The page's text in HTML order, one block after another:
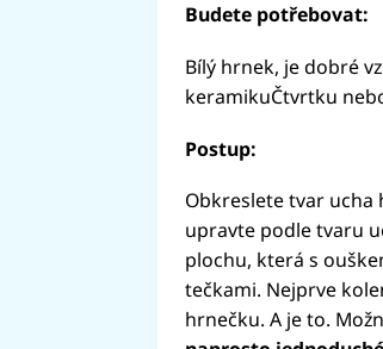
Budete potřebovat:
Bílý hrnek, je dobré
keramikuČtvrtku
Postup:
Obkreslete tvar
upravte podle tvaru
plochu, která s
tečkami. Nejprve
hrnečku. A je to.